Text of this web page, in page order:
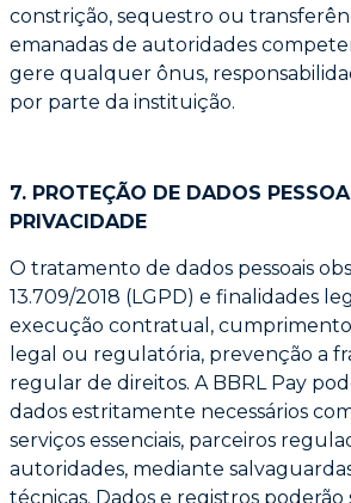
constrição, sequestro ou
emanadas de autoridades
gere qualquer ônus,
por parte da instituição.
7. PROTEÇÃO DE DADOS
PRIVACIDADE
O tratamento de dados pessoais
13.709/2018 (LGPD) e finalidades
execução contratual,
legal ou regulatória, prevenção a
regular de direitos. A BBRL Pay
dados estritamente necessários
serviços essenciais, parceiros
autoridades, mediante
técnicas. Dados e registros poderão